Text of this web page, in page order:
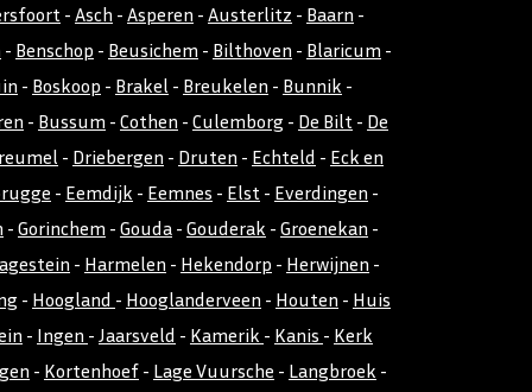
- Asch - Asperen - Austerlitz - Baarn -
- Benschop - Beusichem - Bilthoven - Blaricum -
- Boskoop - Brakel - Breukelen - Bunnik -
- Bussum - Cothen - Culemborg - De Bilt - De
- Driebergen - Druten - Echteld - Eck en
- Eemdijk - Eemnes - Elst - Everdingen -
- Gorinchem - Gouda - Gouderak - Groenekan -
- Harmelen - Hekendorp - Herwijnen -
- Hoogland - Hooglanderveen - Houten - Huis
- Ingen - Jaarsveld - Kamerik - Kanis - Kerk
- Kortenhoef - Lage Vuursche - Langbroek -